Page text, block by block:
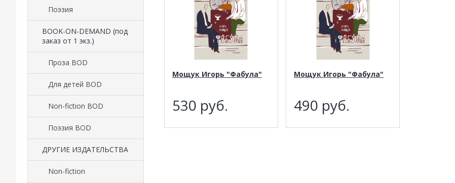
Поэзия
BOOK-ON-DEMAND (под
заказ от 1 экз.)
Проза BOD
Для детей BOD
Non-fiction BOD
Поэзия BOD
ДРУГИЕ ИЗДАТЕЛЬСТВА
Non-fiction
Мощук Игорь "Фабула"
530 руб.
Мощук Игорь "Фабула"
490 руб.